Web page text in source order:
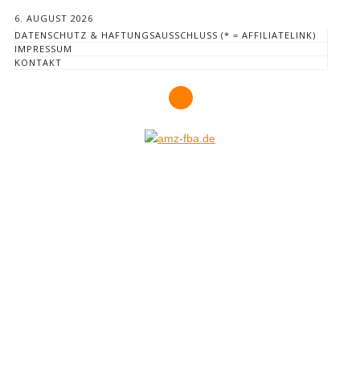
6. AUGUST 2026
DATENSCHUTZ & HAFTUNGSAUSSCHLUSS (* = AFFILIATELINK)
IMPRESSUM
KONTAKT